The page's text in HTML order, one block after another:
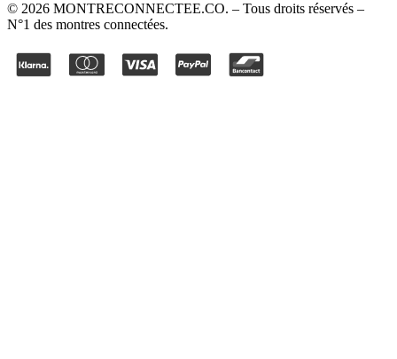
© 2026 MONTRECONNECTEE.CO. – Tous droits réservés –
N°1 des montres connectées.